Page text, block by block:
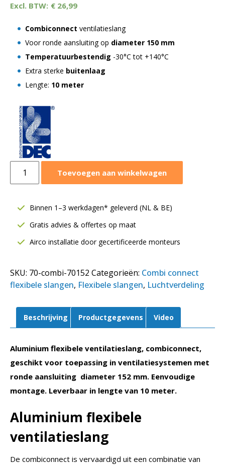
€ 26,99
Combiconnect ventilatieslang
Voor ronde aansluiting op diameter 150 mm
Temperatuurbestendig -30°C tot +140°C
Extra sterke buitenlaag
Lengte: 10 meter
flexibele
Ø152
Combiconnect
meter
aantal
Toevoegen aan winkelwagen
Binnen 1–3 werkdagen* geleverd (NL & BE)
Gratis advies & offertes op maat
Airco installatie door gecertificeerde monteurs
SKU: 70-combi-70152 Categorieën: Combi connect
flexibele slangen, Flexibele slangen, Luchtverdeling
Beschrijving Productgegevens Video
Aluminium flexibele ventilatieslang, combiconnect,
geschikt voor toepassing in ventilatiesystemen met
ronde aansluiting diameter 152 mm. Eenvoudige
montage. Leverbaar in lengte van 10 meter.
Aluminium flexibele
ventilatieslang
De combiconnect is vervaardigd uit een combinatie van